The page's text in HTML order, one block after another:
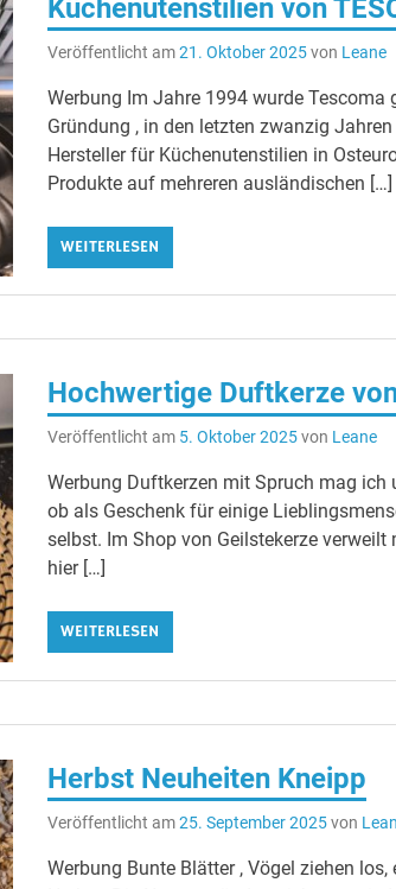
Küchenutenstilien von
Veröffentlicht am21. Oktober 2025von Leane
Werbung Im Jahre 1994 wurde Tescoma
Gründung , in den letzten zwanzig
Hersteller für Küchenutenstilien in
Produkte auf mehreren ausländischen […]
WEITERLESEN
Hochwertige Duftkerze
Veröffentlicht am 5. Oktober 2025von Leane
Werbung Duftkerzen mit Spruch mag ich
ob als Geschenk für einige
selbst. Im Shop von Geilstekerze verweilt
hier […]
WEITERLESEN
Herbst Neuheiten Kneipp
Veröffentlicht am25. September 2025von
Werbung Bunte Blätter , Vögel ziehen